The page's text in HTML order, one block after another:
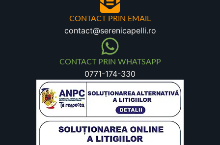
CONTACT PRIN EMAIL
contact@serenicapelli.ro
CONTACT PRIN WHATSAPP
0771-174-330